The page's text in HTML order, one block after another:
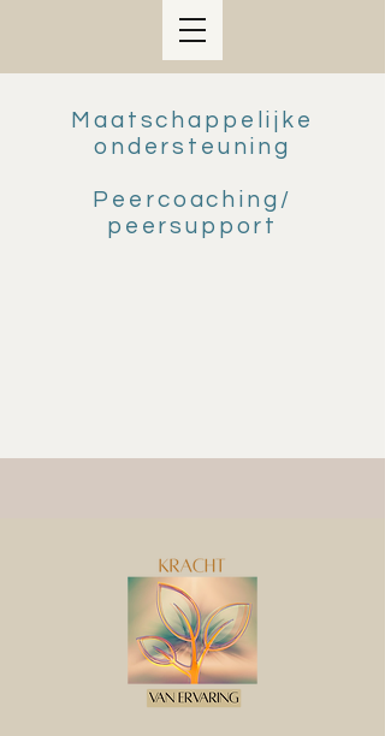
Maatschappelijke
ondersteuning
Peercoaching/
peersupport